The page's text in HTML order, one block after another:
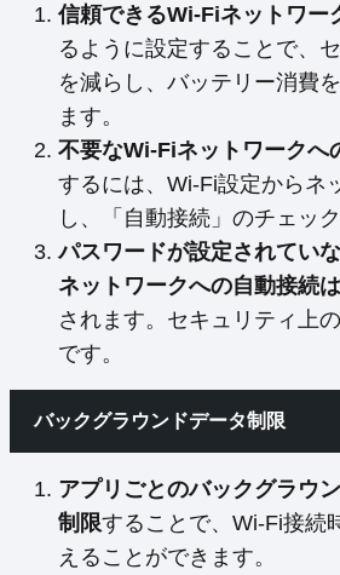
信頼できるWi-Fiネットワー
るように設定することで、
を減らし、バッテリー消費
ます。
不要なWi-Fiネットワークへ
するには、Wi-Fi設定からネ
し、「自動接続」のチェッ
パスワードが設定されてい
ネットワークへの自動接続
されます。セキュリティ上
です。
バックグラウンドデータ制限
アプリごとのバックグラウ
制限することで、Wi-Fi接続
えることができます。